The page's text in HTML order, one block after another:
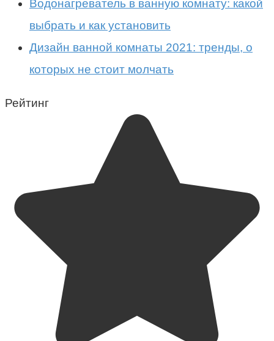
Водонагреватель в ванную комнату: какой
выбрать и как установить
Дизайн ванной комнаты 2021: тренды, о
которых не стоит молчать
Рейтинг